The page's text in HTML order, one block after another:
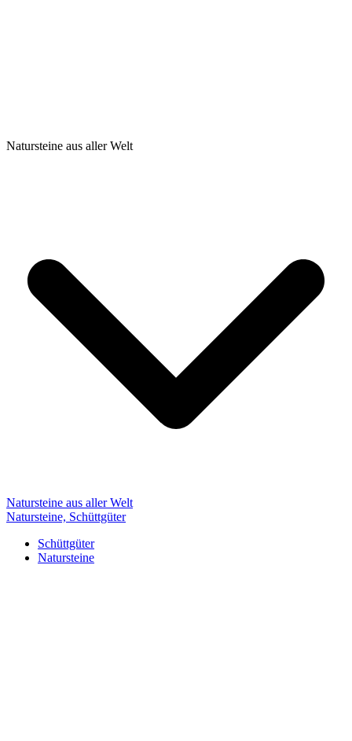
Natursteine aus aller Welt
Natursteine aus aller Welt
Natursteine, Schüttgüter
Schüttgüter
Natursteine